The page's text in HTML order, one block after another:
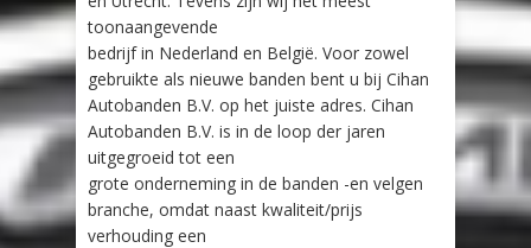
toonaangevende
bedrijf in Nederland en België. Voor zowel
gebruikte als nieuwe banden bent u bij Cihan
Autobanden B.V. op het juiste adres. Cihan
Autobanden B.V. is in de loop der jaren
uitgegroeid tot een
grote onderneming in de banden -en velgen
branche, omdat naast kwaliteit/prijs
verhouding een